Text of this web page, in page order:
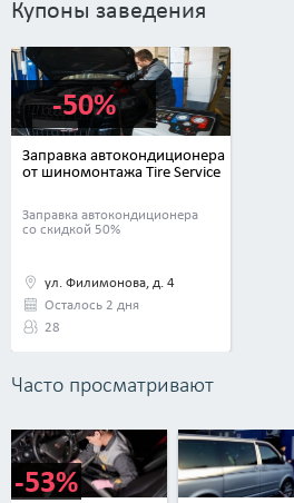
Купоны заведения
Заправка автокондиционера
от шиномонтажа Tire Service
Заправка автокондиционера
со скидкой 50%
ул. Филимонова, д. 4
Осталось 2 дня
28
-50%
Часто просматривают
-53%